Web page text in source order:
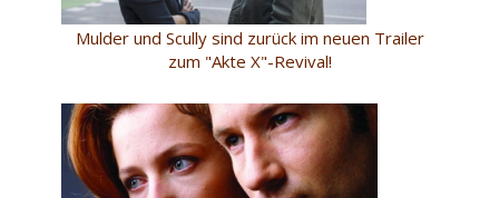
Mulder und Scully sind zurück im neuen Trailer
zum "Akte X"-Revival!